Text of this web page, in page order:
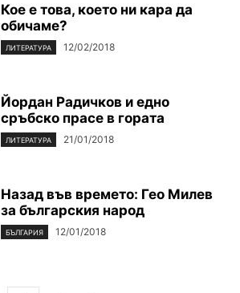
Кое е това, което ни кара да
обичаме?
ЛИТЕРАТУРА 12/02/2018
Йордан Радичков и едно
сръбско прасе в гората
ЛИТЕРАТУРА 21/01/2018
Назад във времето: Гео Милев
за българския народ
БЪЛГАРИЯ 12/01/2018